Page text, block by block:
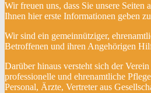
Wir freuen uns, dass Sie unsere Seiten
Ihnen hier erste Informationen geben
Wir sind ein gemeinnütziger,
Betroffenen und ihren Angehörigen
Darüber hinaus versteht sich der
professionelle und ehrenamtliche
Personal, Ärzte, Vertreter aus